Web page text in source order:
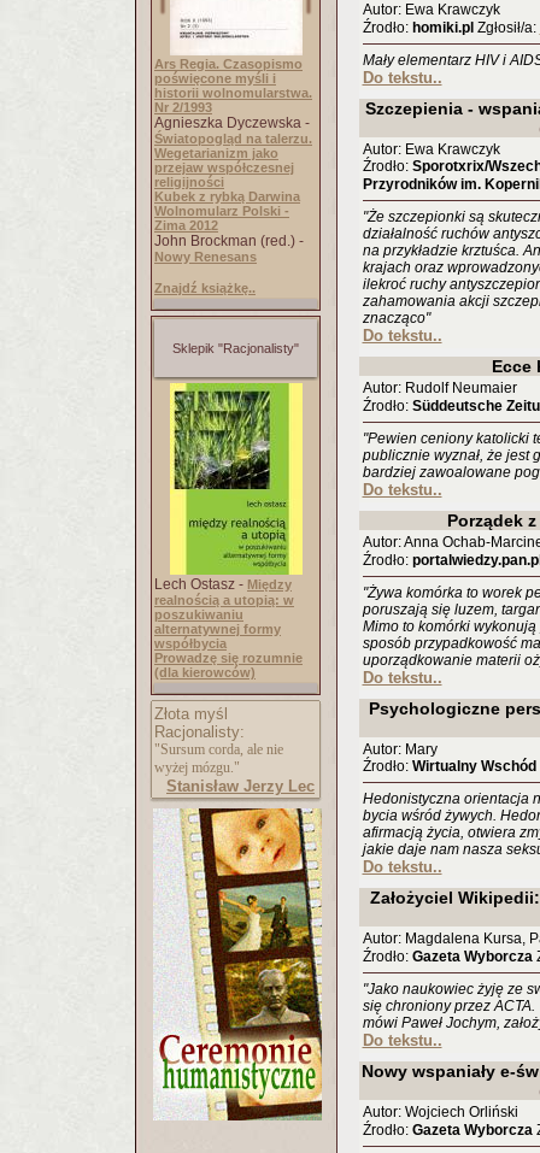
Ars Regia. Czasopismo
poświęcone myśli i
historii wolnomularstwa.
Nr 2/1993
Agnieszka Dyczewska -
Światopogląd na talerzu.
Wegetarianizm jako
przejaw współczesnej
religijności
Kubek z rybką Darwina
Wolnomularz Polski -
Zima 2012
John Brockman (red.) -
Nowy Renesans
Znajdź książkę..
Sklepik "Racjonalisty"
Lech Ostasz - Między
realnością a utopią: w
poszukiwaniu
alternatywnej formy
współbycia
Prowadzę się rozumnie
(dla kierowców)
Złota myśl
Racjonalisty:
"Sursum corda, ale nie
wyżej mózgu."
Stanisław Jerzy Lec
Autor: Ewa Krawczyk
Źrodło: homiki.pl Zgłosił/a:
Mały elementarz HIV i
Do tekstu..
Szczepienia -
Autor: Ewa Krawczyk
Źrodło: Sporotxrix/
Przyrodników im.
"Że szczepionki są
działalność ruchów
na przykładzie krztuśca.
krajach oraz
ilekroć ruchy
zahamowania akcji
znacząco"
Do tekstu..
Ecce
Autor: Rudolf Neumaier
Źrodło: Süddeutsche
"Pewien ceniony katolicki
publicznie wyznał, że jest
bardziej zawoalowane
Do tekstu..
Porządek
Autor: Anna Ochab-
Źrodło:
"Żywa komórka to worek
poruszają się luzem,
Mimo to komórki
sposób przypadkowość
uporządkowanie materii
Do tekstu..
Psychologiczne
Autor: Mary
Źrodło: Wirtualny
Hedonistyczna orientacja
bycia wśród żywych.
afirmacją życia, otwiera
jakie daje nam nasza
Do tekstu..
Założyciel
Autor: Magdalena Kursa,
Źrodło: Gazeta Wyborcza
"Jako naukowiec żyję ze
się chroniony przez
mówi Paweł Jochym,
Do tekstu..
Nowy wspaniały e-
Autor: Wojciech Orliński
Źrodło: Gazeta Wyborcza